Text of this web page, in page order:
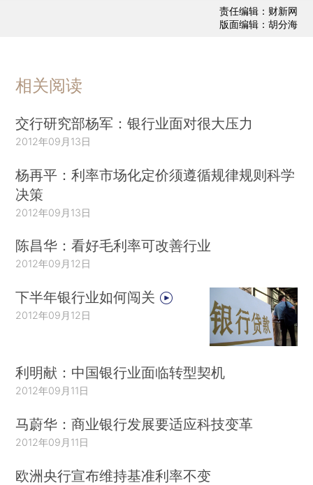
责任编辑：财新网
版面编辑：胡分海
相关阅读
交行研究部杨军：银行业面对很大压力
2012年09月13日
杨再平：利率市场化定价须遵循规律规则科学
决策
2012年09月13日
陈昌华：看好毛利率可改善行业
2012年09月12日
下半年银行业如何闯关
2012年09月12日
利明献：中国银行业面临转型契机
2012年09月11日
马蔚华：商业银行发展要适应科技变革
2012年09月11日
欧洲央行宣布维持基准利率不变